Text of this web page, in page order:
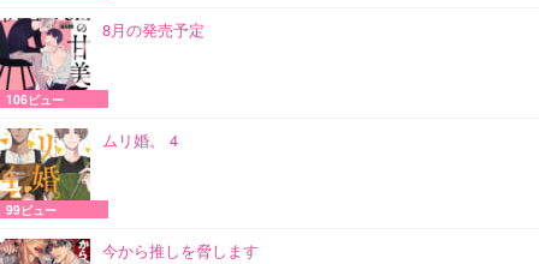
8月の発売予定
106ビュー
ムリ婚。 4
99ビュー
今から推しを脅します